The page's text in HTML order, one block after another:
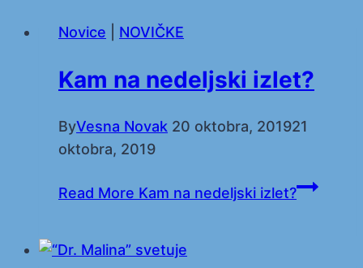
Novice NOVIČKE
Kam na nedeljski izlet?
ByVesna Novak 20 oktobra, 201921
oktobra, 2019
Read More Kam na nedeljski izlet?